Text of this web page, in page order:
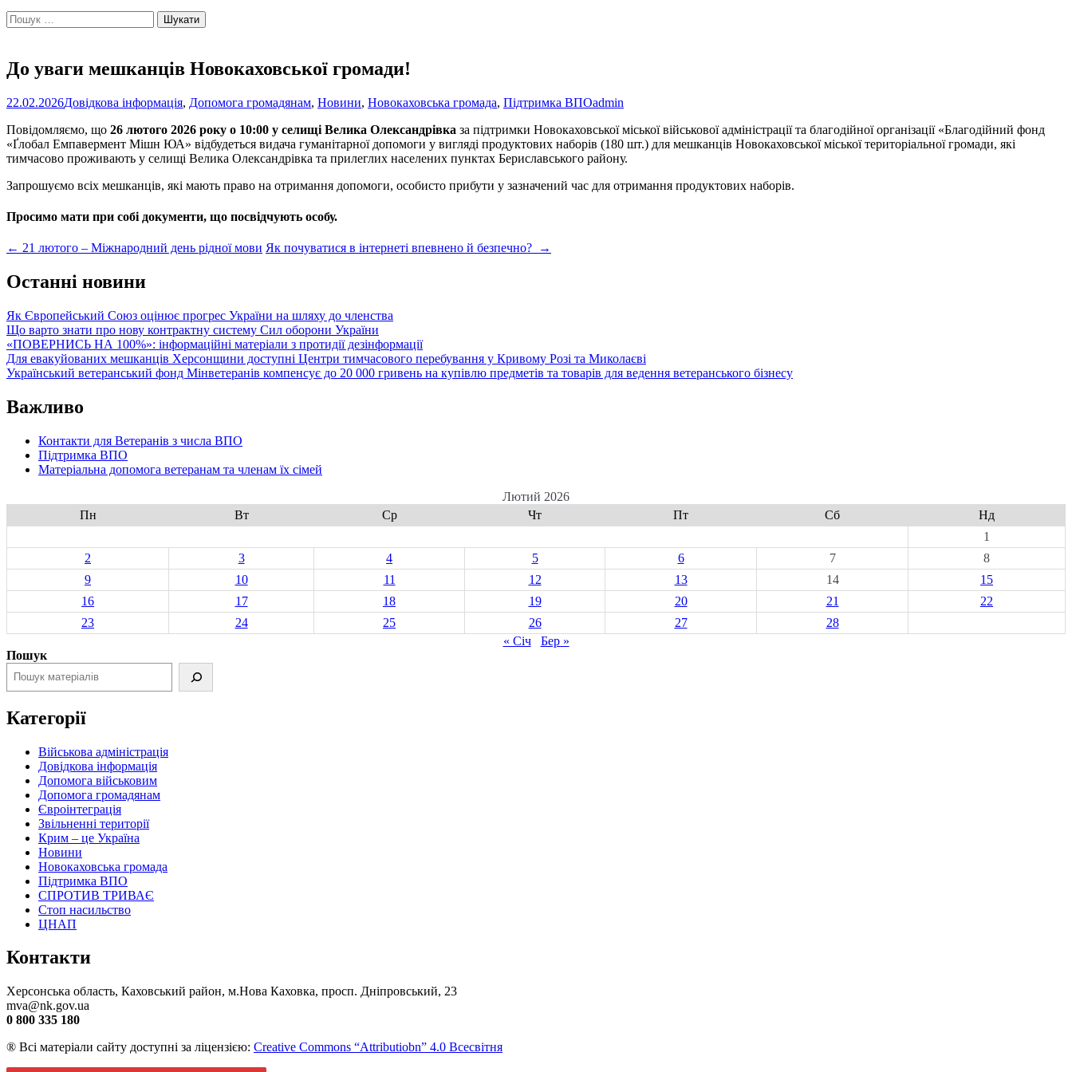
Пошук:
До уваги мешканців Новокаховської громади!
22.02.2026Довідкова інформація, Допомога громадянам, Новини, Новокаховська громада, Підтримка ВПОadmin
Повідомляємо, що 26 лютого 2026 року о 10:00 у селищі Велика Олександрівка за підтримки Новокаховської міської військової адміністрації та благодійної організації «Благодійний фонд
«Ґлобал Емпавермент Мішн ЮА» відбудеться видача гуманітарної допомоги у вигляді продуктових наборів (180 шт.) для мешканців Новокаховської міської територіальної громади, які
тимчасово проживають у селищі Велика Олександрівка та прилеглих населених пунктах Бериславського району.
Запрошуємо всіх мешканців, які мають право на отримання допомоги, особисто прибути у зазначений час для отримання продуктових наборів.
Просимо мати при собі документи, що посвідчують особу.
Post
navigation
← 21 лютого – Міжнародний день рідної мови Як почуватися в інтернеті впевнено й безпечно? →
Останні новини
Як Європейський Союз оцінює прогрес України на шляху до членства
Що варто знати про нову контрактну систему Сил оборони України
«ПОВЕРНИСЬ НА 100%»: інформаційні матеріали з протидії дезінформації
Для евакуйованих мешканців Херсонщини доступні Центри тимчасового перебування у Кривому Розі та Миколаєві
Український ветеранський фонд Мінветеранів компенсує до 20 000 гривень на купівлю предметів та товарів для ведення ветеранського бізнесу
Важливо
Контакти для Ветеранів з числа ВПО
Підтримка ВПО
Матеріальна допомога ветеранам та членам їх сімей
Лютий 2026
Пн
Вт Ср Чт Пт Сб
Нд
1
2
3 4 5 6 7
8
9
10 11 12 13 14
15
16
17 18 19 20 21
22
23
24 25 26 27
28
« Січ
Бер »
Пошук
Категорії
Військова адміністрація
Довідкова інформація
Допомога військовим
Допомога громадянам
Євроінтеграція
Звільненні території
Крим – це Україна
Новини
Новокаховська громада
Підтримка ВПО
СПРОТИВ ТРИВАЄ
Стоп насильство
ЦНАП
Контакти
Херсонська область, Каховський район, м.Нова Каховка, просп. Дніпровський, 23
mva@nk.gov.ua
0 800 335 180
® Всі матеріали сайту доступні за ліцензією: Creative Commons “Attributiobn” 4.0 Всесвітня